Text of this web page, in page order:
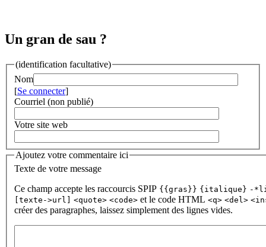
Un gran de sau ?
(identification facultative)
Nom
[Se connecter]
Courriel (non publié)
Votre site web
Ajoutez votre commentaire ici
Texte de votre message
Ce champ accepte les raccourcis SPIP {{gras}} {italique} -
[texte->url]
<quote> <code> et le code HTML <q> <del>
créer des paragraphes, laissez simplement des lignes vides.